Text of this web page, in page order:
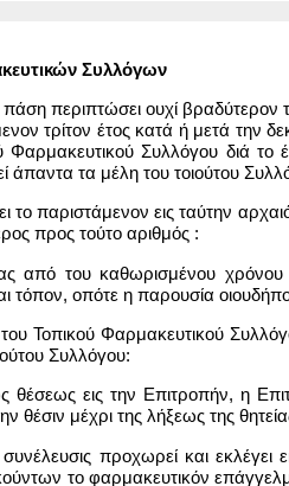
Συλλόγων
περιπτώσει ουχί
τρίτον έτος κατά ή μετά την
Συλλόγου διά το
τα μέλη του τοιούτου
το παριστάμενον εις ταύτην
προς τούτο αριθμός :
από του καθωρισμένου
τόπον, οπότε η παρουσία
Τοπικού Φαρμακευτικού
Συλλόγου:
θέσεως εις την Επιτροπήν, η
θέσιν μέχρι της λήξεως της
προχωρεί και
το φαρμακευτικόν